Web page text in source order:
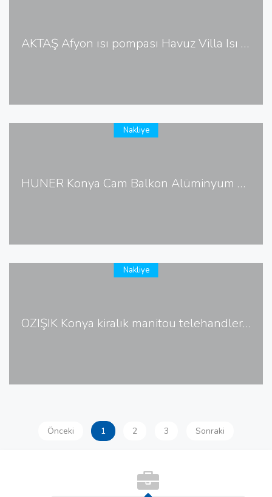
AKTAŞ Afyon ısı pompası Havuz Villa Isı Pompası
HÜNER Konya Cam Balkon Alüminyum Korkuluk Cephe Giydirme
Nakliye
ÖZIŞIK Konya kiralık manitou telehandler 4x4 forklift
Nakliye
Önceki 1 2 3 Sonraki